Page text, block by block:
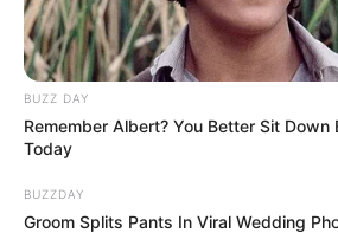
Ukuran Tubuh: –
Ukuran Sepatu: –
Ukuran Baju: –
Pendidikan
STIKOM The London School of Public
BUZZ DAY
Remember Albert? You Better Sit Down
Today
BUZZDAY
Groom Splits Pants In Viral Wedding